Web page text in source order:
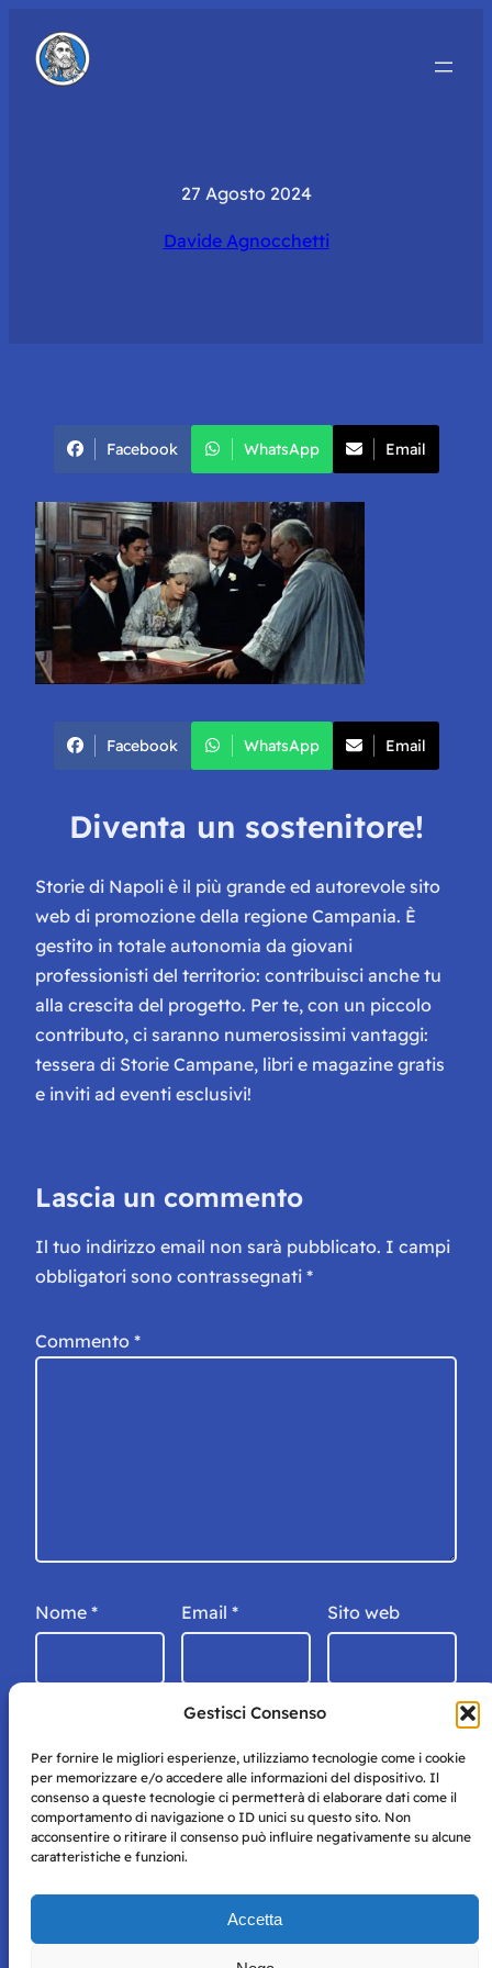
Gestisci Consenso
Per fornire le migliori esperienze, utilizziamo tecnologie come i cookie
per memorizzare e/o accedere alle informazioni del dispositivo. Il
consenso a queste tecnologie ci permetterà di elaborare dati come il
comportamento di navigazione o ID unici su questo sito. Non
acconsentire o ritirare il consenso può influire negativamente su alcune
caratteristiche e funzioni.
Accetta
27 Agosto 2024
Davide Agnocchetti
Facebook WhatsApp Email
Facebook WhatsApp Email
Diventa un sostenitore!
Storie di Napoli è il più grande ed autorevole sito
web di promozione della regione Campania. È
gestito in totale autonomia da giovani
professionisti del territorio: contribuisci anche tu
alla crescita del progetto. Per te, con un piccolo
contributo, ci saranno numerosissimi vantaggi:
tessera di Storie Campane, libri e magazine gratis
e inviti ad eventi esclusivi!
Lascia un commento
Il tuo indirizzo email non sarà pubblicato. I campi
obbligatori sono contrassegnati *
Commento *
Nome * Email * Sito web
Storie di Napoli è una testata registrata presso il tribunale di